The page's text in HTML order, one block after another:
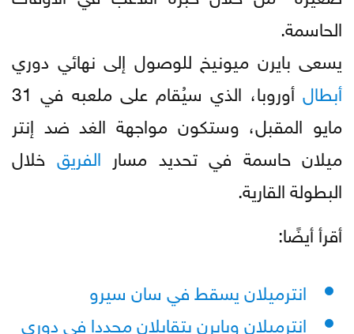
الحاسمة.
يسعى بايرن ميونيخ للوصول إلى نهائي دوري
أبطال
أوروبا، الذي سيُقام على ملعبه في 31
مايو المقبل، وستكون مواجهة الغد ضد إنتر
ميلان حاسمة في تحديد مسار الفريق خلال
البطولة القارية.
أقرأ أيضًا:
انترميلان يسقط في سان سيرو
انترميلان وبايرن يتقابلان مجددا في دوري